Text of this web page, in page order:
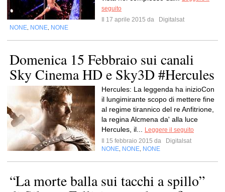
seguito
Il 17 aprile 2015 da
Digitalsat
NONE NONE NONE
Domenica 15 Febbraio sui canali
Sky Cinema HD e Sky3D #Hercules
Hercules: La leggenda ha inizioCon
il lungimirante scopo di mettere fine
al regime tirannico del re Anfitrione,
la regina Alcmena da' alla luce
Hercules, il...
Leggere il seguito
Il 15 febbraio 2015 da
Digitalsat
NONE NONE NONE
“La morte balla sui tacchi a spillo”